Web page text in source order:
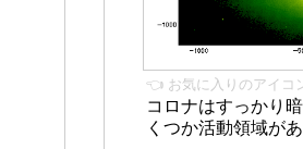
👈 お気に入りのアイコ
コロナはすっかり
くつか活動領域があ